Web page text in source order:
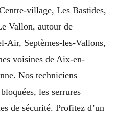
village, Les Bastides,
Vallon, autour de
Air, Septèmes-les-Vallons,
voisines de Aix-en-
Nos techniciens
les serrures
de sécurité. Profitez d’un